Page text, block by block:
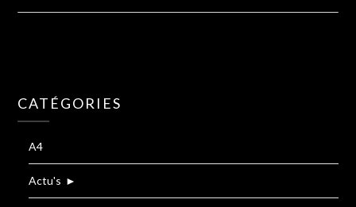
CATÉGORIES
A4
Actu's ►